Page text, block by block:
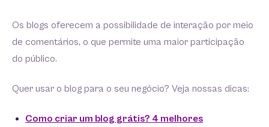
Os blogs oferecem a possibilidade de interação por meio
de comentários, o que permite uma maior participação
do público.
Quer usar o blog para o seu negócio? Veja nossas dicas:
Como criar um blog grátis? 4 melhores